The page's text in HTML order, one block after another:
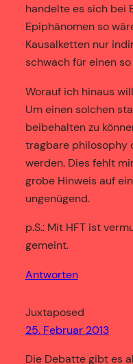
handelte es sich bei
Epiphänomen so
Kausalketten nur
schwach für einen
Worauf ich hinaus
Um einen solchen
beibehalten zu
tragbare philosophy
werden. Dies fehlt
grobe Hinweis auf
ungenügend.
p.S.: Mit HFT ist
gemeint.
Antworten
Juxtaposed
25. Februar 2013
Die Debatte gibt es